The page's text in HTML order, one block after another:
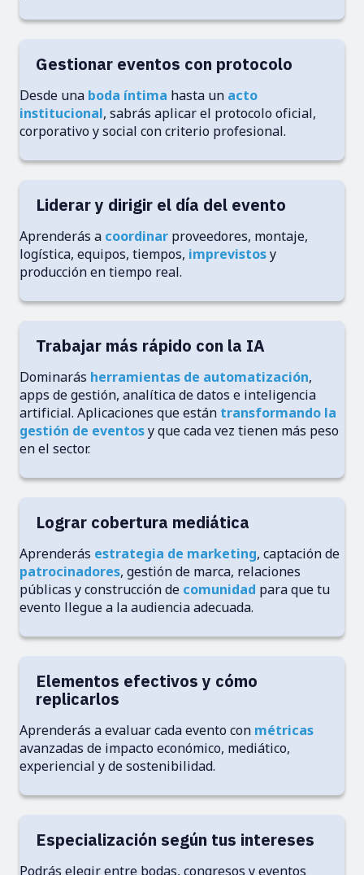
Gestionar eventos con protocolo
Desde una boda íntima hasta un acto
institucional, sabrás aplicar el protocolo oficial,
corporativo y social con criterio profesional.
Liderar y dirigir el día del evento
Aprenderás a coordinar proveedores, montaje,
logística, equipos, tiempos, imprevistosy
producción en tiempo real.
Trabajar más rápido con la IA
Dominarás herramientas de automatización,
apps de gestión, analítica de datos e inteligencia
artificial. Aplicaciones que están transformando la
gestión de eventosy que cada vez tienen más peso
en el sector.
Lograr cobertura mediática
Aprenderás estrategia de marketing, captación de
patrocinadores, gestión de marca, relaciones
públicas y construcción de comunidad para que tu
evento llegue a la audiencia adecuada.
Elementos efectivos y cómo
replicarlos
Aprenderás a evaluar cada evento con métricas
avanzadas de impacto económico, mediático,
experiencial y de sostenibilidad.
Especialización según tus intereses
Podrás elegir entre bodas, congresos y eventos